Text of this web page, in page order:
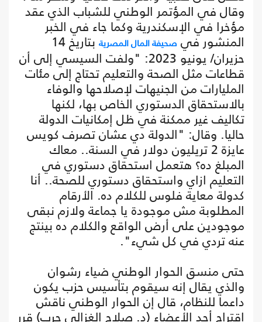
وقال في المؤتمر الوطني للشباب الذي عقد
مؤخرا في الإسكندرية وكما جاء في الخبر
المنشور في صحيفة المال المصرية
بتاريخ 14
حزيران/ يونيو 2023: "ولفت السيسي إلى أن
قطاعات مثل الصحة والتعليم تحتاج إلى مئات
المليارات من الجنيهات لإصلاحها والوفاء
بالاستحقاق الدستوري الخاص بها، لكنها
تكاليف غير ممكنة في ظل إمكانيات الدولة
حاليا. وقال: "الدولة دي عشان تصرف كويس
عايزة 2 تريليون دولار في السنة.. معاك
المبلغ ده؟ هتعمل استحقاق دستوري في
التعليم ازاي واستحقاق دستوري للصحة.. أنا
كدولة معاية فلوس للكلام ده. الأرقام
المطلوبة مش موجودة يا جماعة ولازم نبقى
موجودين على أرض الواقع والكلام ده بينتج
عنه تردي في كل شيء".
حتى منسق الحوار الوطني ضياء رشوان
والذي يقال إنه سيقوم بتأسيس حزب يكون
داعما للنظام، قال إن الحوار الوطني ناقش
اقتراح أحد الأعضاء (د. صلاح الغزالي حرب) قرر